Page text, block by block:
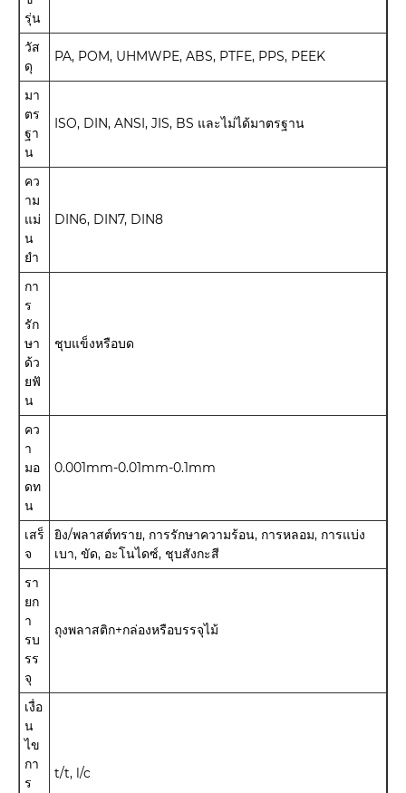
รุ่น
วัส
ดุ
PA, POM, UHMWPE, ABS, PTFE, PPS, PEEK
มา
ตร
ฐา
น
ISO, DIN, ANSI, JIS, BS และไม่ได้มาตรฐาน
คว
าม
แม่
น
ยำ
DIN6, DIN7, DIN8
กา
ร
รัก
ษา
ด้ว
ยฟั
น
ชุบแข็งหรือบด
คว
า
มอ
ดท
น
0.001mm-0.01mm-0.1mm
เสร็
จ
ยิง/พลาสต์ทราย, การรักษาความร้อน, การหลอม, การแบ่ง
เบา, ขัด, อะโนไดซ์, ชุบสังกะสี
รา
ยก
า
รบ
รร
จุ
ถุงพลาสติก+กล่องหรือบรรจุไม้
เงื่อ
น
ไข
กา
ร
t/t, l/c